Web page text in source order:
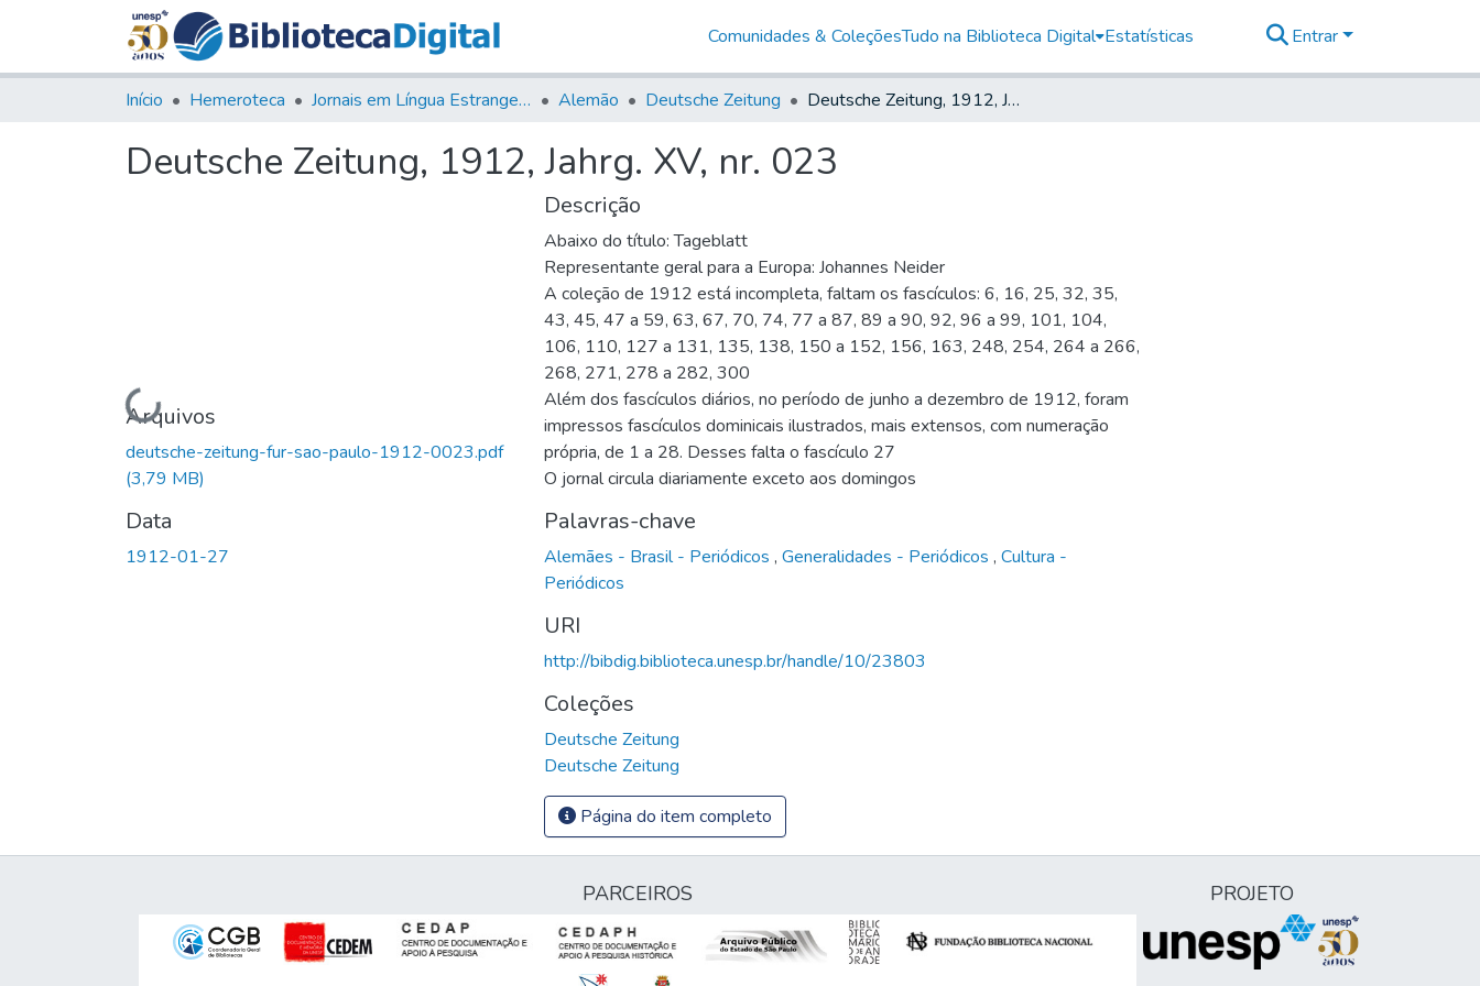
Comunidades & ColeçõesTudo na Biblioteca Digital Estatísticas Entrar
Início Hemeroteca Jornais em Língua Estrangeira Alemão Deutsche Zeitung Deutsche Zeitung, 1912, Jahrg. XV, nr. 023
Deutsche Zeitung, 1912, Jahrg. XV, nr. 023
Carregando...
Arquivos
deutsche-zeitung-fur-sao-paulo-1912-0023.pdf
(3,79 MB)
Data
1912-01-27
Descrição
Abaixo do título: Tageblatt
Representante geral para a Europa: Johannes Neider
A coleção de 1912 está incompleta, faltam os fascículos: 6, 16, 25, 32, 35,
43, 45, 47 a 59, 63, 67, 70, 74, 77 a 87, 89 a 90, 92, 96 a 99, 101, 104,
106, 110, 127 a 131, 135, 138, 150 a 152, 156, 163, 248, 254, 264 a 266,
268, 271, 278 a 282, 300
Além dos fascículos diários, no período de junho a dezembro de 1912, foram
impressos fascículos dominicais ilustrados, mais extensos, com numeração
própria, de 1 a 28. Desses falta o fascículo 27
O jornal circula diariamente exceto aos domingos
Palavras-chave
Alemães - Brasil - Periódicos , Generalidades - Periódicos , Cultura -
Periódicos
URI
http://bibdig.biblioteca.unesp.br/handle/10/23803
Coleções
Deutsche Zeitung
Deutsche Zeitung
Página do item completo
PARCEIROS PROJETO